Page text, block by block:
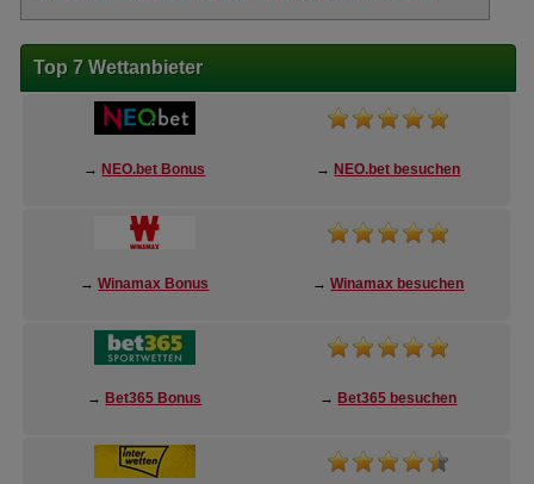
Top 7 Wettanbieter
→ NEO.bet Bonus → NEO.bet besuchen
→Winamax Bonus →Winamax besuchen
→ Bet365 Bonus → Bet365 besuchen